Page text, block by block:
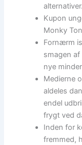
alternativer.
Kupon
Monky
Fornærm
smagen
nye
Medierne
aldeles
endel
frygt ved
Inden for
fremmed,